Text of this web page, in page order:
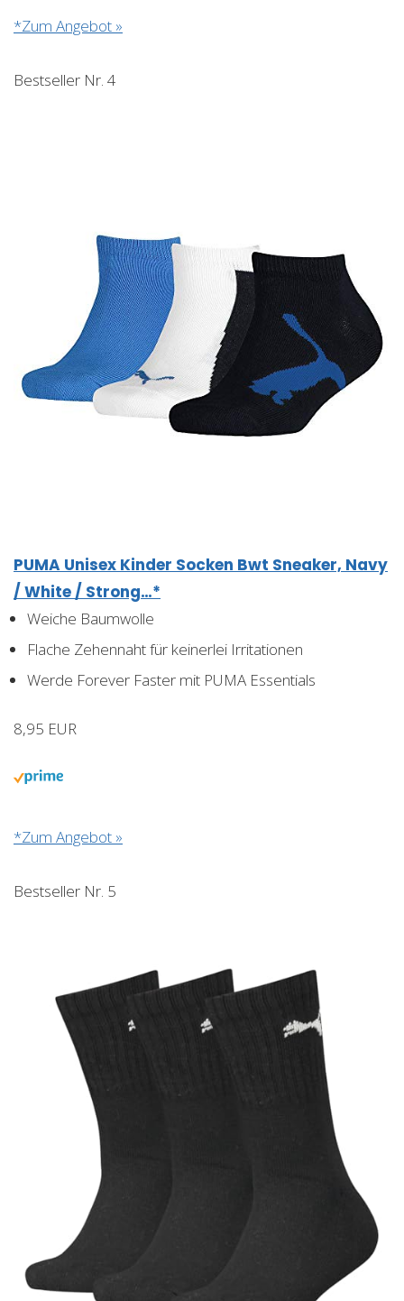
*Zum Angebot »
Bestseller Nr. 4
PUMA Unisex Kinder Socken Bwt Sneaker, Navy
/ White / Strong…*
Weiche Baumwolle
Flache Zehennaht für keinerlei Irritationen
Werde Forever Faster mit PUMA Essentials
8,95 EUR
*Zum Angebot »
Bestseller Nr. 5